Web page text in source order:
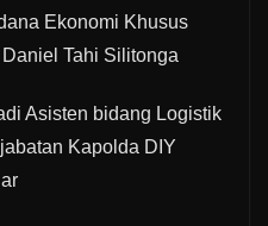
Ekonomi Khusus
Tahi Silitonga
Asisten bidang Logistik
Kapolda DIY